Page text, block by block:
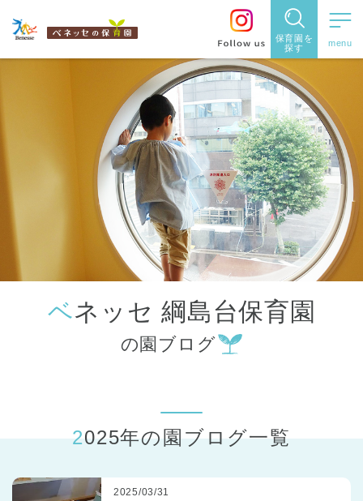
保育園を
探す
保育園を探す
住所・駅
名から探
す
都道府県
から探す
ベネッセ 綱島台保育園
の園ブログ
2025年の園ブログ一覧
2025/03/31